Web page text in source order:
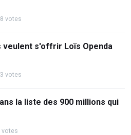
votes
veulent s'offrir Loïs Openda
votes
la liste des 900 millions qui
votes